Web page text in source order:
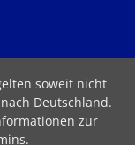
soweit nicht
Deutschland.
zur
.